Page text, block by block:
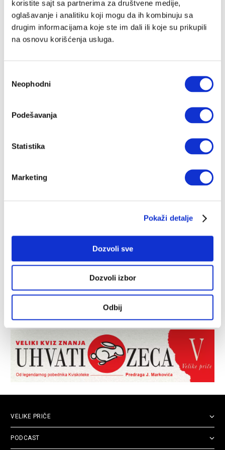
koristite sajt sa partnerima za društvene medije,
oglašavanje i analitiku koji mogu da ih kombinuju sa
drugim informacijama koje ste im dali ili koje su prikupili
na osnovu korišćenja usluga.
сагласности
Neophodni
Podešavanja
Statistika
Marketing
Pokaži detalje
Dozvoli sve
Dozvoli izbor
Odbij
VELIKE PRIČE
PODCAST